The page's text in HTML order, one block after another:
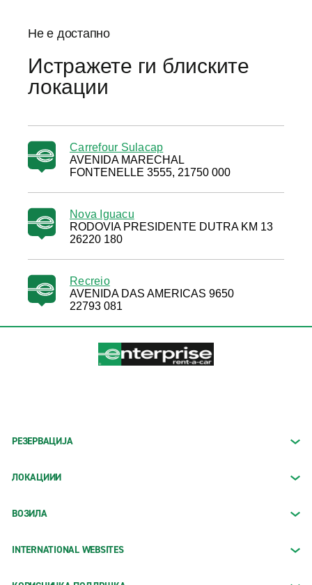
Не е достапно
Истражете ги блиските
локации
Carrefour Sulacap
AVENIDA MARECHAL
FONTENELLE 3555, 21750 000
Nova Iguacu
RODOVIA PRESIDENTE DUTRA KM 13
26220 180
Recreio
AVENIDA DAS AMERICAS 9650
22793 081
РЕЗЕРВАЦИЈА
ЛОКАЦИИИ
ВОЗИЛА
INTERNATIONAL WEBSITES